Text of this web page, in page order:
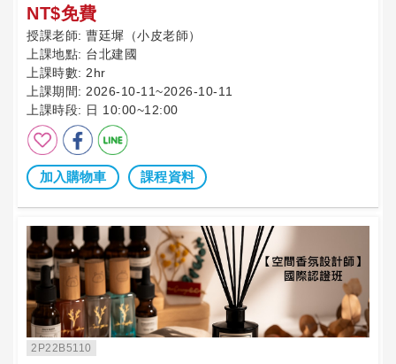
NT$免費
授課老師: 曹廷墀（小皮老師）
上課地點: 台北建國
上課時數: 2hr
上課期間: 2026-10-11~2026-10-11
上課時段: 日 10:00~12:00
加入購物車 課程資料
2P22B5110